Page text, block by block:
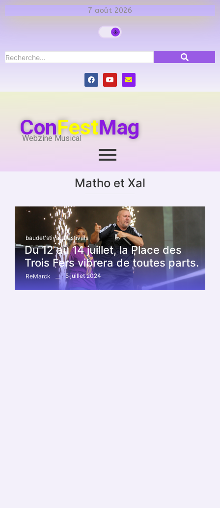
7 août 2026
ConFestMag
Webzine Musical
Matho et Xal
baudet'stival, Festivals
Du 12 au 14 juillet, la Place des
Trois Fers vibrera de toutes parts.
ReMarck 5 juillet 2024